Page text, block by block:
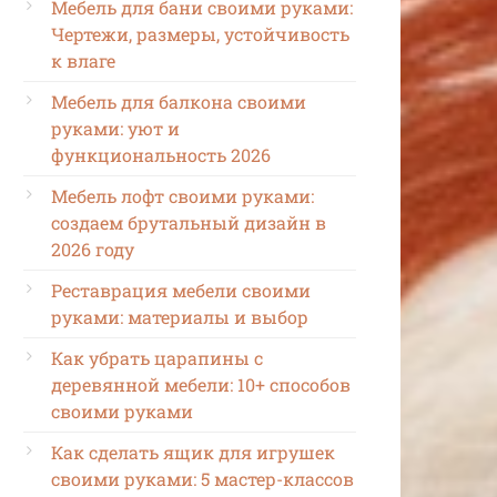
Мебель для бани своими руками:
Чертежи, размеры, устойчивость
к влаге
Мебель для балкона своими
руками: уют и
функциональность 2026
Мебель лофт своими руками:
создаем брутальный дизайн в
2026 году
Реставрация мебели своими
руками: материалы и выбор
Как убрать царапины с
деревянной мебели: 10+ способов
своими руками
Как сделать ящик для игрушек
своими руками: 5 мастер-классов